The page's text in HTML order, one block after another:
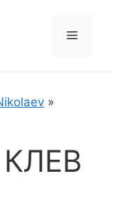
Меню
»